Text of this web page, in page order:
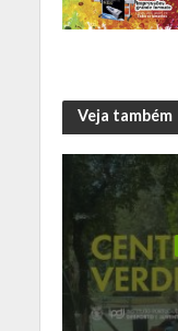
Veja também